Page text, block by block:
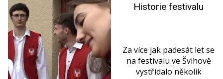
Historie festivalu
Za více jak padesát let se
na festivalu ve Švihově
vystřídalo několik